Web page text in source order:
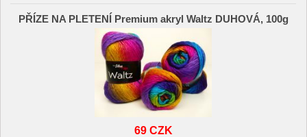
PŘÍZE NA PLETENÍ Premium akryl Waltz DUHOVÁ, 100g
69 CZK